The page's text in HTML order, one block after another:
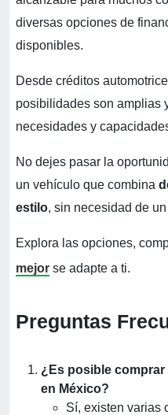
diversas opciones de
disponibles.
Desde créditos
posibilidades son amplias
necesidades y
No dejes pasar la
un vehículo que combina
estilo, sin necesidad de
Explora las opciones,
mejor se adapte a ti.
Preguntas
¿Es posible
en México?
Sí, existen varias